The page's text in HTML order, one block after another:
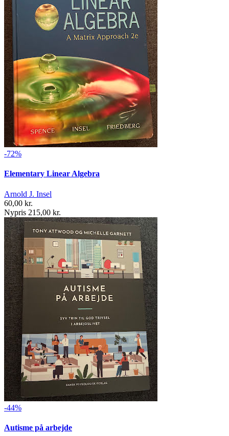
-72%
Elementary Linear Algebra
Arnold J. Insel
60,00 kr.
Nypris 215,00 kr.
-44%
Autisme på arbejde